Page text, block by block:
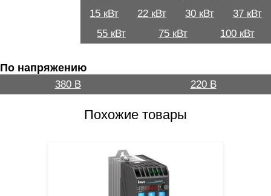
15 кВт
22 кВт 30 кВт
37 кВт
55 кВт
75 кВт 100 кВт
По напряжению
380 В 220 В
Похожие товары